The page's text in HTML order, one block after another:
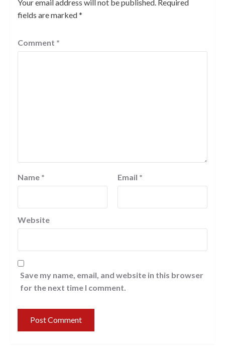
Your email address will not be published. Required
fields are marked*
Comment *
Name * Email *
Website
Save my name, email, and website in this browser
for the next time I comment.